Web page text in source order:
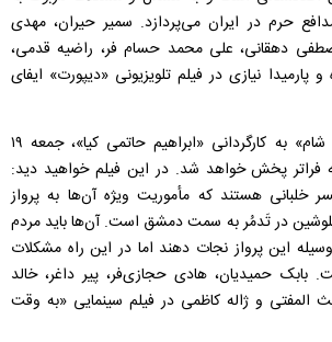
حرم در ایران می‌پردازد. سمیر حیران، مهدی
دهقانی، علی محمد حسام فر، راضیه قدمی،
نیازی در فیلم تلویزیونی «دیپورت» ایفای
فیلم سینمایی «به وقت شام» به کارگردانی «ابراهیم حاتمی کیا»، جمعه ۱۹
۱۳ از شبکه فراتر پخش خواهد شد. در این فیلم خواهید دید:
هستند که مأموریت ویژه آن‌ها به پرواز
در تَدمُر به سمت دمشق است. آن‌ها باید مردم
این پرواز نجات دهند اما در این راه مشکلات
بابک حمیدیان، هادی حجازی‌فر، پیر داغر، خالد
المفتی و ژاله کاظمی در فیلم سینمایی «به وقت